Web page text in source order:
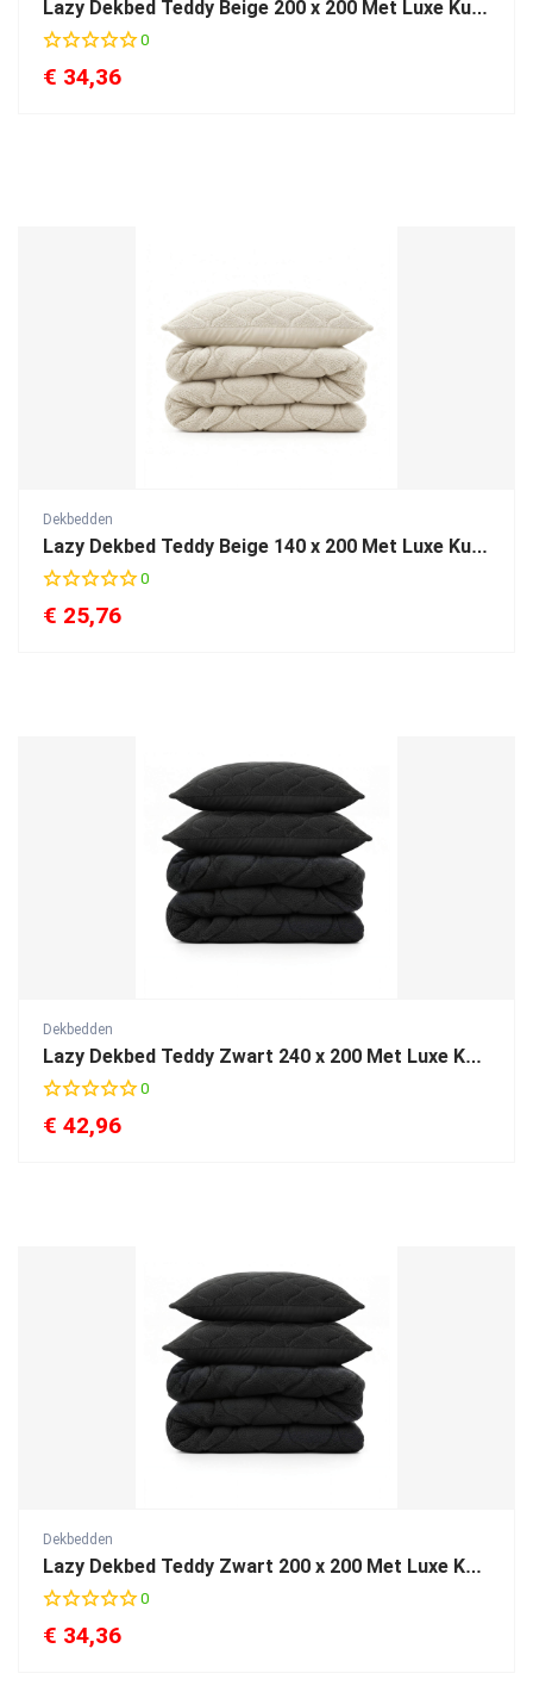
Lazy Dekbed Teddy Beige 200 x 200 Met Luxe Kussenslopen
0
€ 34,36
Dekbedden
Lazy Dekbed Teddy Beige 140 x 200 Met Luxe Kussensloop
0
€ 25,76
Dekbedden
Lazy Dekbed Teddy Zwart 240 x 200 Met Luxe Kussenslopen
0
€ 42,96
Dekbedden
Lazy Dekbed Teddy Zwart 200 x 200 Met Luxe Kussenslopen
0
€ 34,36